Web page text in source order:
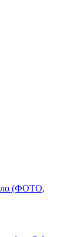
(ФОТО,